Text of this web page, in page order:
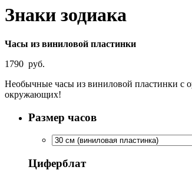
Знаки зодиака
Часы из виниловой пластинки
1790 руб.
Необычные часы из виниловой пластинки с
окружающих!
Размер часов
Циферблат